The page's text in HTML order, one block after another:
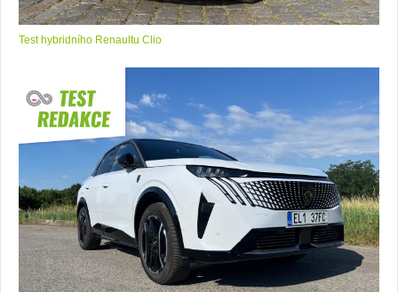
Test hybridního Renaultu Clio